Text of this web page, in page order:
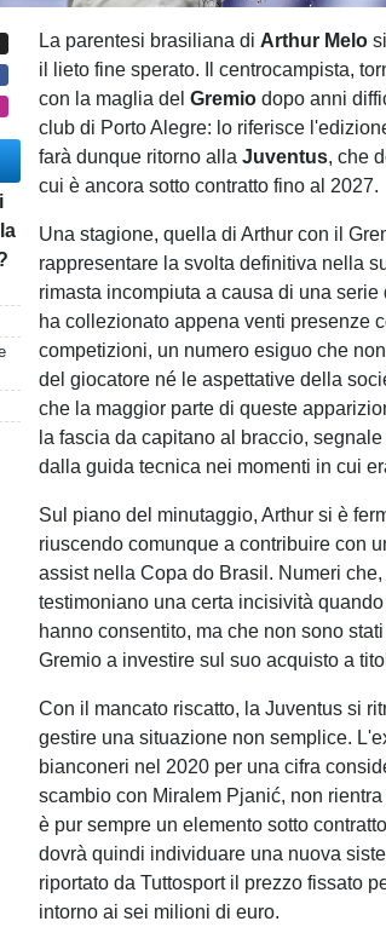
La parentesi brasiliana di Arthur Melo
il lieto fine sperato. Il centrocampista,
con la maglia delGremiodopo anni
club di Porto Alegre: lo riferisce
farà dunque ritorno allaJuventus, che
cui è ancora sotto contratto fino al 2027.
Una stagione, quella di Arthur con il
rappresentare la svolta definitiva nella
rimasta incompiuta a causa di una
ha collezionato appena venti presenze
competizioni, un numero esiguo che
del giocatore né le aspettative della
che la maggior parte di queste
la fascia da capitano al braccio,
dalla guida tecnica nei momenti in cui
Sul piano del minutaggio, Arthur si è
riuscendo comunque a contribuire con
assist nella Copa do Brasil. Numeri
testimoniano una certa incisività
hanno consentito, ma che non sono
Gremio a investire sul suo acquisto a
Con il mancato riscatto, la Juventus si
gestire una situazione non semplice.
bianconeri nel 2020 per una cifra
scambio con Miralem Pjanić, non
è pur sempre un elemento sotto
dovrà quindi individuare una nuova
riportato da Tuttosport il prezzo fissato
intorno ai sei milioni di euro.